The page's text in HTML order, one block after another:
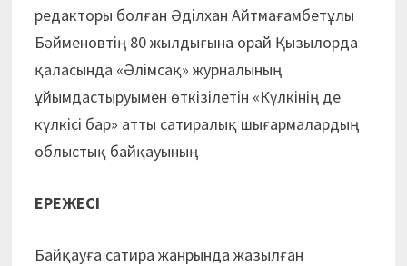
редакторы болған Әділхан Айтмағамбетұлы
Бәйменовтің 80 жылдығына орай Қызылорда
қаласында «Әлімсақ» журналының
ұйымдастыруымен өткізілетін «Күлкінің де
күлкісі бар» атты сатиралық шығармалардың
облыстық байқауының
ЕРЕЖЕСІ
Байқауға сатира жанрында жазылған